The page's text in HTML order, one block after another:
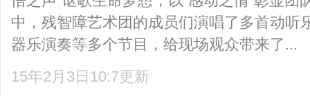
中，残智障艺术团的成员们演唱了多首动听
器乐演奏等多个节目，给现场观众带来了...
15年2月3日10:7更新